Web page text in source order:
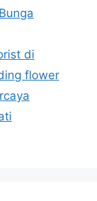
di
flower